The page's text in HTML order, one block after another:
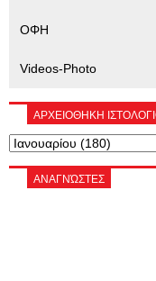
ΟΦΗ
Videos-Photo
ΑΡΧΕΙΟΘΗΚΗ
ΑΝΑΓΝΏΣΤΕΣ